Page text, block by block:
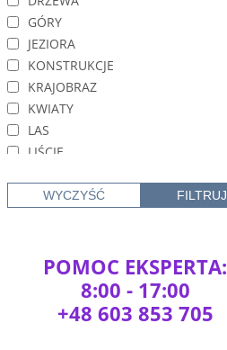
GÓRY
JEZIORA
KONSTRUKCJE
KRAJOBRAZ
KWIATY
LAS
LIŚCIE
MIASTO
PRZESTRZENNE
PRZYRODA
ROŚLINY
POMOC EKSPERTA:
8:00 - 17:00
+48 603 853 705